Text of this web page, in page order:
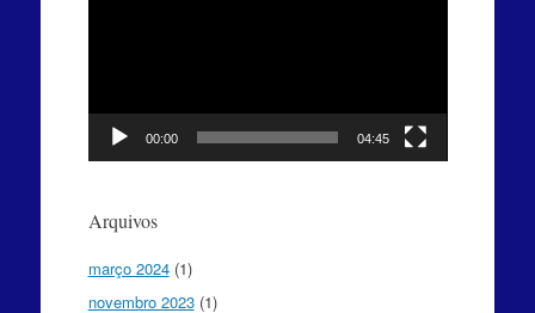
00:00 04:45
Arquivos
março 2024(1)
novembro 2023(1)